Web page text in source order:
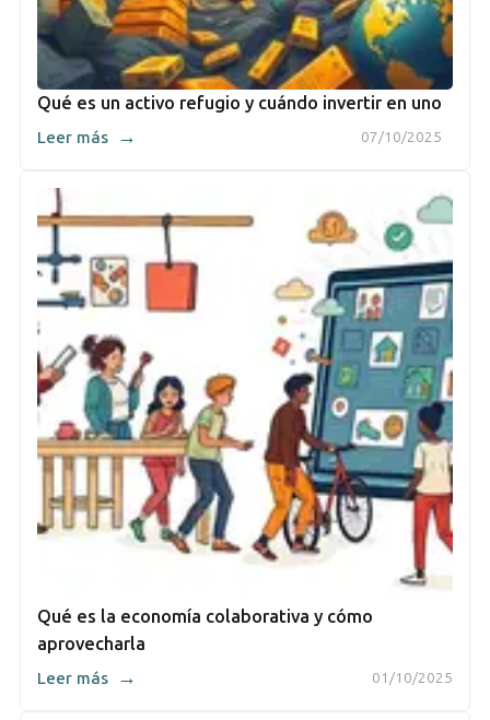
Qué es un activo refugio y cuándo invertir en uno
07/10/2025
Leer más →
Qué es la economía colaborativa y cómo
aprovecharla
01/10/2025
Leer más →